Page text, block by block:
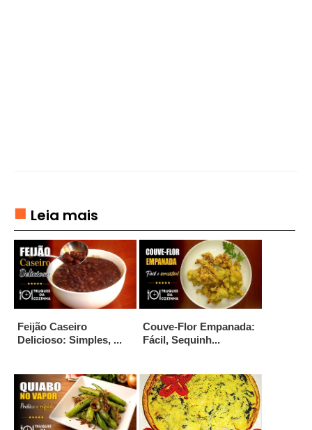
S
S
D
R
I
N
K
E
C
O
Leia mais
Feijão Caseiro
Delicioso: Simples, ...
Couve-Flor Empanada:
Fácil, Sequinh...